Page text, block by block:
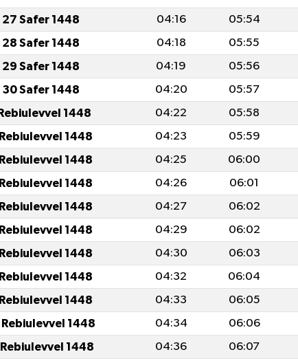
27 Safer 1448 04:16 05:54
28 Safer 1448 04:18 05:55
29 Safer 1448 04:19 05:56
30 Safer 1448 04:20 05:57
1448 04:22 05:58
1448 04:23 05:59
1448 04:25 06:00
1448 04:26 06:01
1448 04:27 06:02
1448 04:29 06:02
1448 04:30 06:03
1448 04:32 06:04
1448 04:33 06:05
Rebiulevvel 1448 04:34 06:06
Rebiulevvel 1448 04:36 06:07